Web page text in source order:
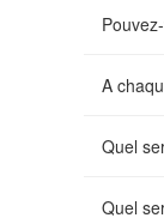
A
Quel
Quel